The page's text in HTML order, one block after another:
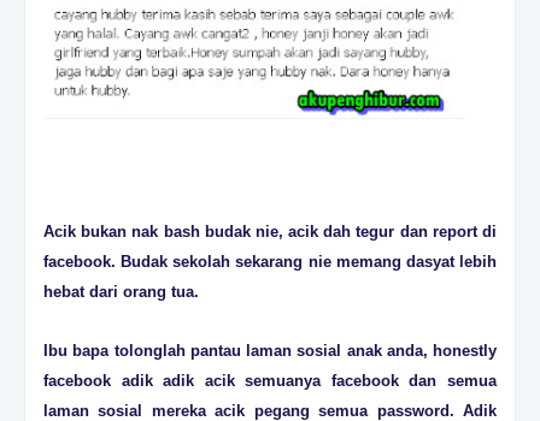
Acik bukan nak bash budak nie, acik dah tegur dan report di
facebook. Budak sekolah sekarang nie memang dasyat lebih
hebat dari orang tua.
Ibu bapa tolonglah pantau laman sosial anak anda, honestly
facebook adik adik acik semuanya facebook dan semua
laman sosial mereka acik pegang semua password. Adik